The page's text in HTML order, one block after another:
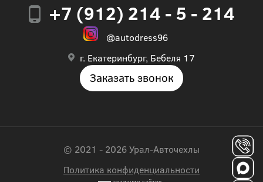
+7 (912) 214 - 5 - 214
@autodress96
г. Екатеринбург, Бебеля 17
Заказать звонок
© 2021 - 2026 Урал-Авточехлы
Политика конфиденциальности